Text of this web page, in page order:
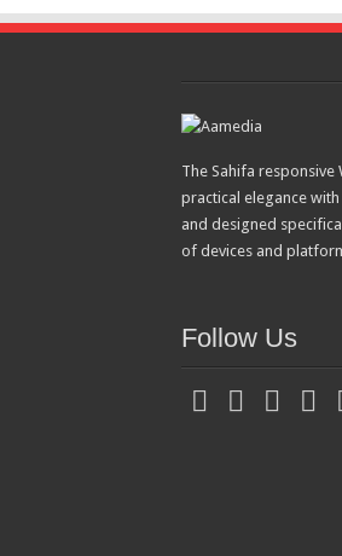
The Sahifa responsive
practical elegance
and designed
of devices and
Follow Us